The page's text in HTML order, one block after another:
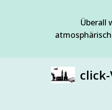
Überall